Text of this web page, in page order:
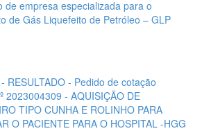
de empresa especializada para o
de Gás Liquefeito de Petróleo – GLP
RESULTADO - Pedido de cotação
2023004309 - AQUISIÇÃO DE
TIPO CUNHA E ROLINHO PARA
O PACIENTE PARA O HOSPITAL -HGG